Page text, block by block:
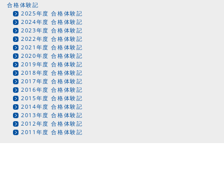
合格体験記
2025年度 合格体験記
2024年度 合格体験記
2023年度 合格体験記
2022年度 合格体験記
2021年度 合格体験記
2020年度 合格体験記
2019年度 合格体験記
2018年度 合格体験記
2017年度 合格体験記
2016年度 合格体験記
2015年度 合格体験記
2014年度 合格体験記
2013年度 合格体験記
2012年度 合格体験記
2011年度 合格体験記